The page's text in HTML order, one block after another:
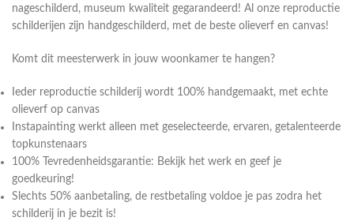
nageschilderd, museum kwaliteit gegarandeerd! Al onze reproductie
schilderijen zijn handgeschilderd, met de beste olieverf en canvas!
Komt dit meesterwerk in jouw woonkamer te hangen?
Ieder reproductie schilderij wordt 100% handgemaakt, met echte
olieverf op canvas
Instapainting werkt alleen met geselecteerde, ervaren, getalenteerde
topkunstenaars
100% Tevredenheidsgarantie: Bekijk het werk en geef je
goedkeuring!
Slechts 50% aanbetaling, de restbetaling voldoe je pas zodra het
schilderij in je bezit is!